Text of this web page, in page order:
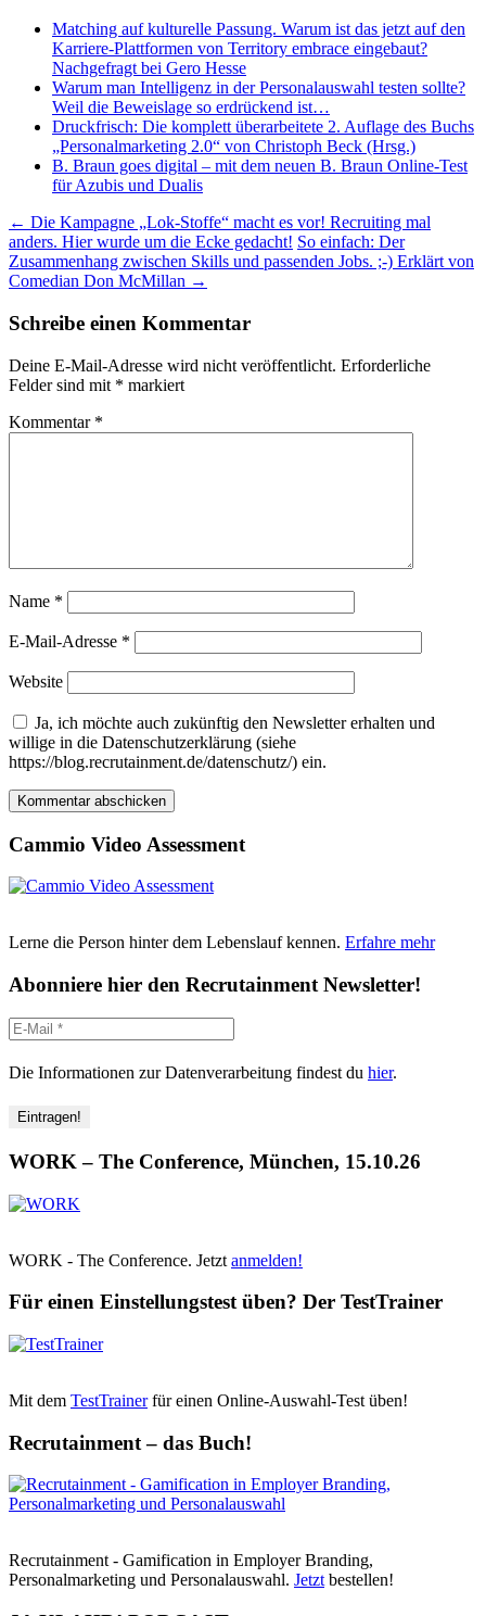
Matching auf kulturelle Passung. Warum ist das jetzt auf den
Karriere-Plattformen von Territory embrace eingebaut?
Nachgefragt bei Gero Hesse
Warum man Intelligenz in der Personalauswahl testen sollte?
Weil die Beweislage so erdrückend ist…
Druckfrisch: Die komplett überarbeitete 2. Auflage des Buchs
„Personalmarketing 2.0“ von Christoph Beck (Hrsg.)
B. Braun goes digital – mit dem neuen B. Braun Online-Test
für Azubis und Dualis
Beitragsnavigation
← Die Kampagne „Lok-Stoffe“ macht es vor! Recruiting mal
anders. Hier wurde um die Ecke gedacht! So einfach: Der
Zusammenhang zwischen Skills und passenden Jobs. ;-) Erklärt von
Comedian Don McMillan →
Schreibe einen Kommentar
Deine E-Mail-Adresse wird nicht veröffentlicht. Erforderliche
Felder sind mit * markiert
Kommentar *
Name *
E-Mail-Adresse *
Website
Ja, ich möchte auch zukünftig den Newsletter erhalten und
willige in die Datenschutzerklärung (siehe
https://blog.recrutainment.de/datenschutz/) ein.
Cammio Video Assessment
Lerne die Person hinter dem Lebenslauf kennen. Erfahre mehr
Abonniere hier den Recrutainment Newsletter!
Die Informationen zur Datenverarbeitung findest du hier.
WORK – The Conference, München, 15.10.26
WORK - The Conference. Jetzt anmelden!
Für einen Einstellungstest üben? Der TestTrainer
Mit dem TestTrainerfür einen Online-Auswahl-Test üben!
Recrutainment – das Buch!
Recrutainment - Gamification in Employer Branding,
Personalmarketing und Personalauswahl. Jetzt bestellen!